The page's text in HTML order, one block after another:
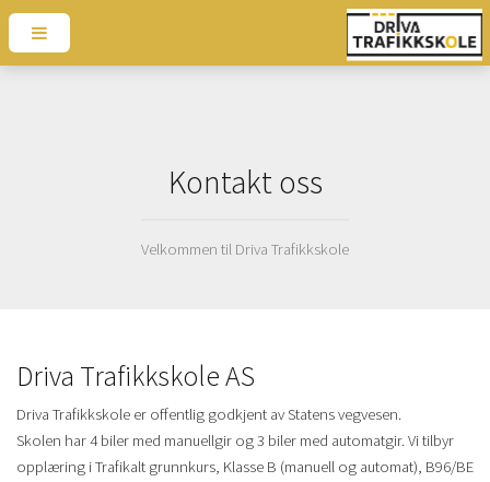
Kontakt oss
Velkommen til Driva Trafikkskole
Driva Trafikkskole AS
Driva Trafikkskole er offentlig godkjent av Statens vegvesen.
Skolen har 4 biler med manuellgir og 3 biler med automatgir. Vi tilbyr
opplæring i Trafikalt grunnkurs, Klasse B (manuell og automat), B96/BE